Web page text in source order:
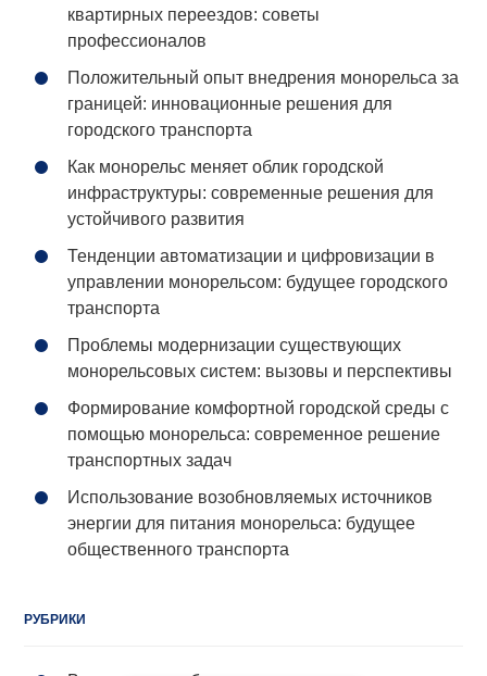
квартирных переездов: советы
профессионалов
Положительный опыт внедрения монорельса за
границей: инновационные решения для
городского транспорта
Как монорельс меняет облик городской
инфраструктуры: современные решения для
устойчивого развития
Тенденции автоматизации и цифровизации в
управлении монорельсом: будущее городского
транспорта
Проблемы модернизации существующих
монорельсовых систем: вызовы и перспективы
Формирование комфортной городской среды с
помощью монорельса: современное решение
транспортных задач
Использование возобновляемых источников
энергии для питания монорельса: будущее
общественного транспорта
РУБРИКИ